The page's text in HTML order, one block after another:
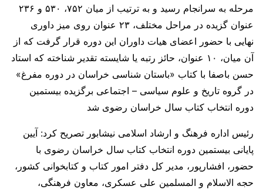
مرحله به سرانجام رسید و به ترتیب از میان ۷۵۲، ۵۳۰ و ۲۳۶
عنوان گزیده در مراحل مختلف، ۲۳ عنوان روی میز داوری
نهایی با حضور اعضای هیات داوران این دوره قرار گرفت که از
آن میان، ۱۰ عنوان، حائز رتبه یا شایسته تقدیر شناخته که استاد
حسن باصفا با کتاب «باستان شناسی خراسان در دوره مفرغ»
در گروه تاریخ و علوم سیاسی – اجتماعی برگزیده بیستمین
دوره انتخاب کتاب سال خراسان رضوی شد
رئیس اداره فرهنگ و ارشاد اسلامی نیشابور تصریح کرد: آیین
پایانی بیستمین دوره انتخاب کتاب سال خراسان رضوی با
حضور، افشارپور، مدیر کل دفتر امور کتاب و کتابخوانی کشور،
حجه الاسلام و المسلمین علی عسکری، معاون فرهنگی،